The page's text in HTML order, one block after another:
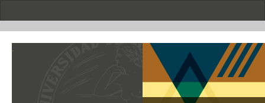
.